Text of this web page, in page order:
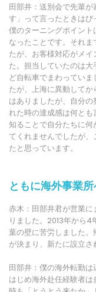
田部井：送別会で先輩
す」って言ったときはび
僕のターニングポイン
なったことです。それ
たが、お客様対応がメ
た。担当していたのは
ど自転車でまわってい
たが、上海に異動して
はありましたが、自分
れた時の達成感は何とも
知ることで自分たちに
てくれませんでしたが
たと思っています。
ともに海外事業
赤木：田部井君が営業
りました。2013年から
葉の壁に苦労しました
が決まり、新たに設立さ
田部井：僕の海外転勤
はじめ海外赴任経験者